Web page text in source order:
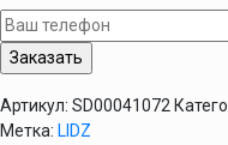
(CRM)
115.06.01
Артикул: SD00041072
Метка: LIDZ